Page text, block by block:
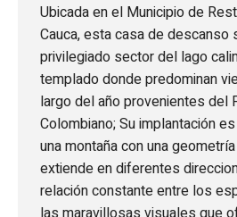
Ubicada en el Municipio de
Cauca, esta casa de descanso
privilegiado sector del lago
templado donde predominan
largo del año provenientes del
Colombiano; Su implantación
una montaña con una
extiende en diferentes
relación constante entre los